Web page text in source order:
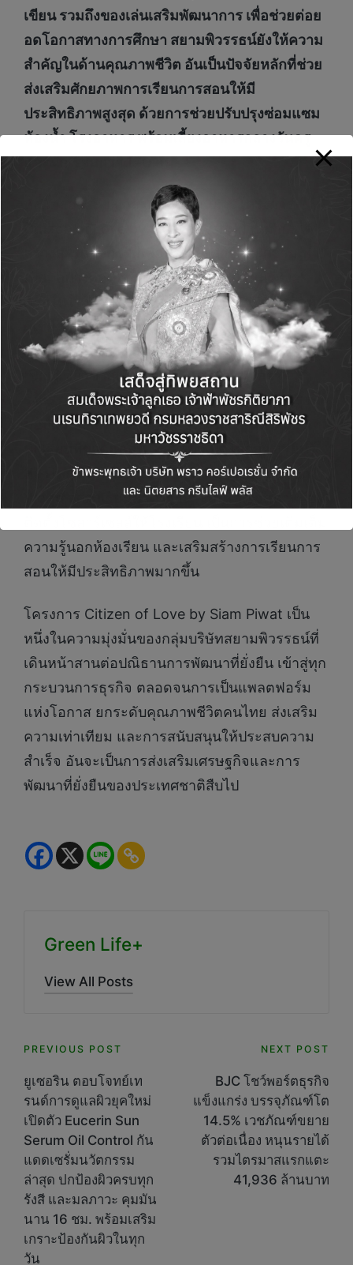
เขียน รวมถึงของเล่นเสริมพัฒนาการ เพื่อช่วยต่อย
อดโอกาสทางการศึกษา สยามพิวรรธน์ยังให้ความ
สำคัญในด้านคุณภาพชีวิต อันเป็นปัจจัยหลักที่ช่วย
ส่งเสริมศักยภาพการเรียนการสอนให้มี
ประสิทธิภาพสูงสุด ด้วยการช่วยปรับปรุงซ่อมแซม
ห้องน้ำ โรงอาหาร พร้อมเลี้ยงอาหารกลางวันครู
ทั้งนี้ตลอดระยะเวลาการดำเนินการ
Citizen of Love by Siam Piwat ที่ผ่านมายัง
สร้างสรรค์กิจกรรมเพื่อสร้างโอกาสและความเท่า
เทียมอย่างต่อเนื่อง โดยส่งเสริมการเรียนรู้ทั้ง
ภายในโรงเรียน และนอกห้องเรียน อาทิ การจัดหา
ผู้เชี่ยวชาญด้านศิลปะถ่ายทอดความรู้ให้เด็กที่
ขาดแคลนโอกาสได้พัฒนาศักยภาพของตัวเอง การ
เชิญผู้เชี่ยวชาญด้านอาหารและโภชนาการ
รังสรรค์เมนูอาหารที่เป็นประโยชน์ต่อเด็กนักเรียน
มอบแว่นสายตา มอบทุนการศึกษาเรียนดี นำ
นักเรียนที่ขาดแคลนโอกาสมาเปิดโลกการเรียนรู้
ท่องโลกใต้ทะเลที่SEA LIFE Bangkok Ocean
World อควาเรียมมาตรฐานระดับโลกจัดหาพร้อม
ความรู้นอกห้องเรียน และเสริมสร้างการเรียนการ
สอนให้มีประสิทธิภาพมากขึ้น
โครงการ Citizen of Love by Siam Piwat เป็น
หนึ่งในความมุ่งมั่นของกลุ่มบริษัทสยามพิวรรธน์ที่
เดินหน้าสานต่อปณิธานการพัฒนาที่ยั่งยืน เข้าสู่ทุก
กระบวนการธุรกิจ ตลอดจนการเป็นแพลตฟอร์ม
แห่งโอกาส ยกระดับคุณภาพชีวิตคนไทย ส่งเสริม
ความเท่าเทียม และการสนับสนุนให้ประสบความ
สำเร็จ อันจะเป็นการส่งเสริมเศรษฐกิจและการ
พัฒนาที่ยั่งยืนของประเทศชาติสืบไป
Green Life+
View All Posts
Post
navigation
PREVIOUS POST
ยูเซอริน ตอบโจทย์เท
รนด์การดูแลผิวยุคใหม่
เปิดตัว Eucerin Sun
Serum Oil Control กัน
แดดเซรั่มนวัตกรรม
ล่าสุด ปกป้องผิวครบทุก
รังสี และมลภาวะ คุมมัน
นาน 16 ชม. พร้อมเสริม
เกราะป้องกันผิวในทุก
วัน
NEXT POST
BJC โชว์พอร์ตธุรกิจ
แข็งแกร่ง บรรจุภัณฑ์โต
14.5% เวชภัณฑ์ขยาย
ตัวต่อเนื่อง หนุนรายได้
รวมไตรมาสแรกแตะ
41,936 ล้านบาท